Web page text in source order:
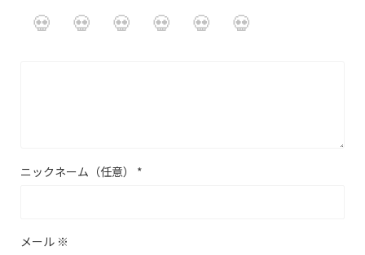
ニックネーム（任意） *
メール ※